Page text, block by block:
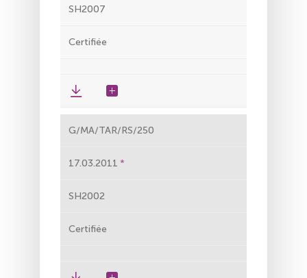
SH2007
Certifiée
G/MA/TAR/RS/250
17.03.2011
SH2002
Certifiée